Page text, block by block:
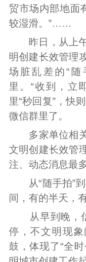
贸市场内部地面
较湿滑。”……
昨日，从上午
明创建长效管理
场脏乱差的“随
里。“收到，立
里“秒回复”，快
微信群里了。
多家单位相关
文明创建长效管
注、动态消息最
从“随手拍”到
间，有的半天，
从早到晚，信
停，不文明现
鼓，体现了“全